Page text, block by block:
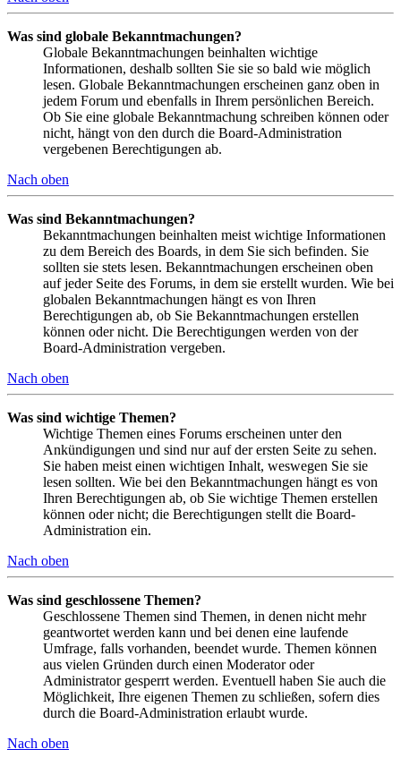
Was sind globale Bekanntmachungen?
Globale Bekanntmachungen beinhalten wichtige
Informationen, deshalb sollten Sie sie so bald wie möglich
lesen. Globale Bekanntmachungen erscheinen ganz oben in
jedem Forum und ebenfalls in Ihrem persönlichen Bereich.
Ob Sie eine globale Bekanntmachung schreiben können oder
nicht, hängt von den durch die Board-Administration
vergebenen Berechtigungen ab.
Nach oben
Was sind Bekanntmachungen?
Bekanntmachungen beinhalten meist wichtige Informationen
zu dem Bereich des Boards, in dem Sie sich befinden. Sie
sollten sie stets lesen. Bekanntmachungen erscheinen oben
auf jeder Seite des Forums, in dem sie erstellt wurden. Wie bei
globalen Bekanntmachungen hängt es von Ihren
Berechtigungen ab, ob Sie Bekanntmachungen erstellen
können oder nicht. Die Berechtigungen werden von der
Board-Administration vergeben.
Nach oben
Was sind wichtige Themen?
Wichtige Themen eines Forums erscheinen unter den
Ankündigungen und sind nur auf der ersten Seite zu sehen.
Sie haben meist einen wichtigen Inhalt, weswegen Sie sie
lesen sollten. Wie bei den Bekanntmachungen hängt es von
Ihren Berechtigungen ab, ob Sie wichtige Themen erstellen
können oder nicht; die Berechtigungen stellt die Board-
Administration ein.
Nach oben
Was sind geschlossene Themen?
Geschlossene Themen sind Themen, in denen nicht mehr
geantwortet werden kann und bei denen eine laufende
Umfrage, falls vorhanden, beendet wurde. Themen können
aus vielen Gründen durch einen Moderator oder
Administrator gesperrt werden. Eventuell haben Sie auch die
Möglichkeit, Ihre eigenen Themen zu schließen, sofern dies
durch die Board-Administration erlaubt wurde.
Nach oben